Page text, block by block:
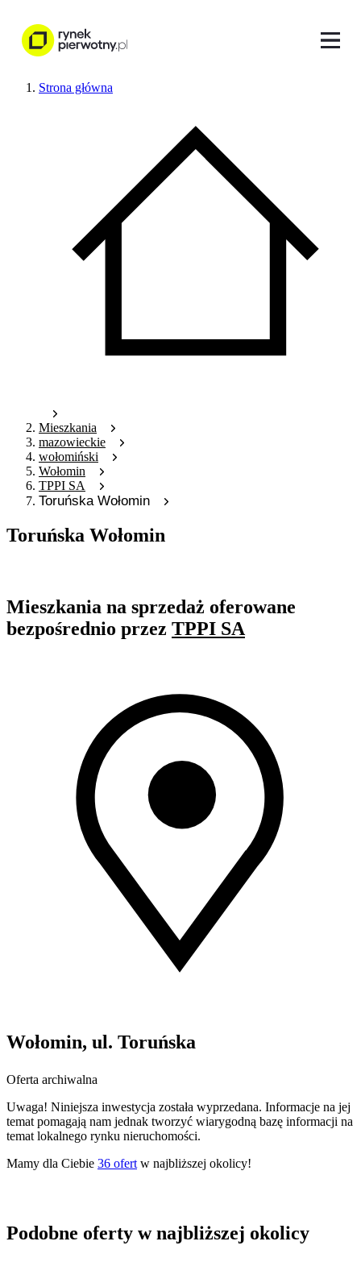
Strona główna
Mieszkania
mazowieckie
wołomiński
Wołomin
TPPI SA
Toruńska Wołomin
Toruńska Wołomin
Mieszkania na sprzedaż oferowane
bezpośrednio przez TPPI SA
Wołomin, ul. Toruńska
Oferta archiwalna
Uwaga! Niniejsza inwestycja została wyprzedana. Informacje na jej
temat pomagają nam jednak tworzyć wiarygodną bazę informacji na
temat lokalnego rynku nieruchomości.
Mamy dla Ciebie 36 ofert w najbliższej okolicy!
Podobne oferty w najbliższej okolicy